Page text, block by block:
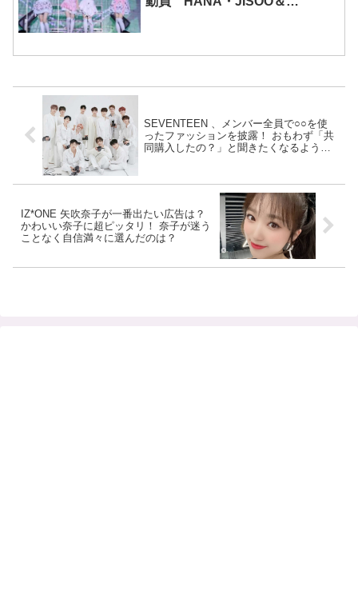
SEVENTEEN 、メンバー全員で○○を使
ったファッションを披露！ おもわず「共
同購入したの？」と聞きたくなるよう
IZ*ONE 矢吹奈子が一番出たい広告は？
かわいい奈子に超ピッタリ！ 奈子が迷う
ことなく自信満々に選んだのは？